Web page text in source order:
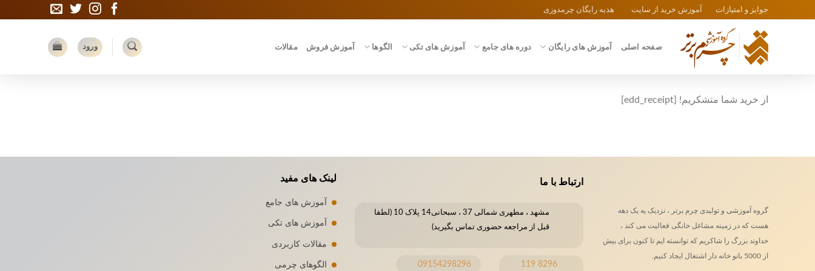
to
جوایز و امتیازات آموزش خرید از سایت هدیه رایگان چرمدوزی
صفحه اصلی آموزش های رایگان دوره های جامع آموزش های تکی الگوها آموزش فروش مقالات ورود
از خرید شما متشکریم! [edd_receipt]
گروه آموزشی و تولیدی چرم برتر ، نزدیک یه یک دهه
هست که در زمینه مشاغل خانگی فعالیت می کند ،
خداوند بزرگ را شاکریم که توانسته ایم تا کنون برای بیش
از 5000 بانو خانه دار اشتغال ایجاد کنیم.
ارتباط با ما
مشهد ، مطهری شمالی 37 ، سبحانی14 پلاک 10 (لطفا
قبل از مراجعه حضوری تماس بگیرید)
8296 119
09154298296
لینک های مفید
آموزش های جامع
آموزش های تکی
مقالات کاربردی
الگوهای چرمی